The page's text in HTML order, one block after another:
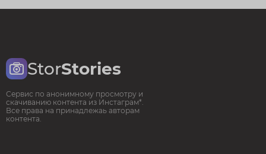
StorStories
Сервис по анонимному просмотру и
скачиванию контента из Инстаграм*.
Все права на принадлежаь авторам
контента.